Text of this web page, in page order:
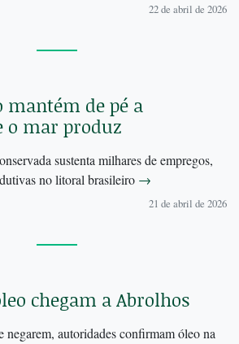
22 de abril de 2026
mantém de pé a
o mar produz
sustenta milhares de empregos,
no litoral brasileiro →
21 de abril de 2026
chegam a Abrolhos
negarem, autoridades confirmam óleo na